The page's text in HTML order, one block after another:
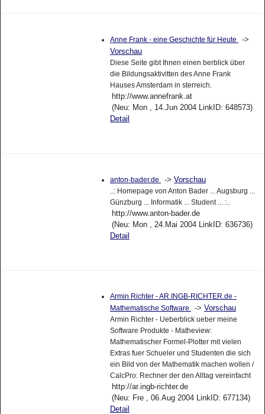
Anne Frank - eine Geschichte für Heute
->
Vorschau
Diese Seite gibt Ihnen einen berblick über
die Bildungsaktivitten des Anne Frank
Hauses Amsterdam in sterreich.
http://www.annefrank.at
(Neu: Mon , 14.Jun 2004 LinkID: 648573)
Detail
anton-bader.de -> Vorschau
..: Homepage von Anton Bader ... Augsburg ...
Günzburg ... Informatik ... Student ... :..
http://www.anton-bader.de
(Neu: Mon , 24.Mai 2004 LinkID: 636736)
Detail
Armin Richter - AR.INGB-RICHTER.de -
Mathematische Software
-> Vorschau
Armin Richter - Ueberblick ueber meine
Software Produkte - Matheview:
Mathematischer Formel-Plotter mit vielen
Extras fuer Schueler und Studenten die sich
ein Bild von der Mathematik machen wollen /
CalcPro: Rechner der den Alltag vereinfacht
http://ar.ingb-richter.de
(Neu: Fre , 06.Aug 2004 LinkID: 677134)
Detail